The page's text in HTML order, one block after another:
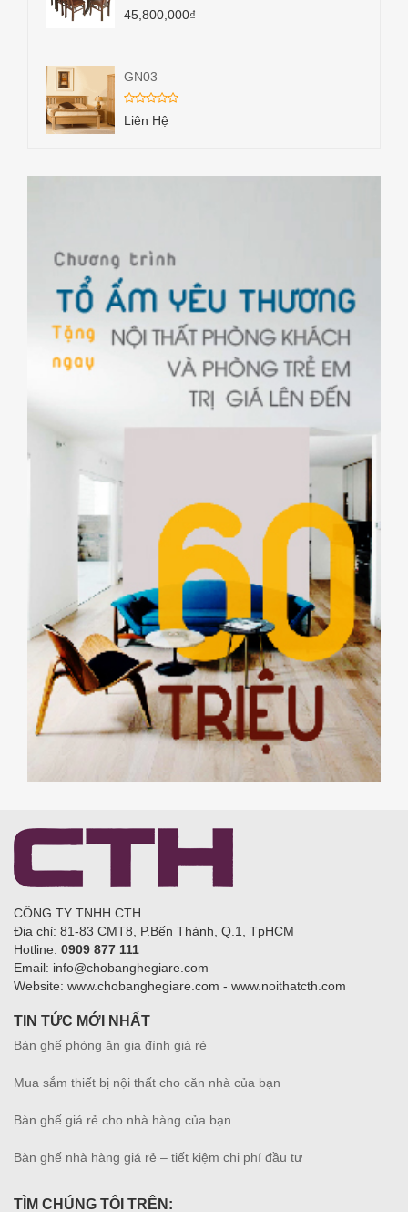
45,800,000₫
GN03
Liên Hệ
CÔNG TY TNHH CTH
Địa chỉ: 81-83 CMT8, P.Bến Thành, Q.1, TpHCM
Hotline: 0909 877 111
Email: info@chobanghegiare.com
Website: www.chobanghegiare.com - www.noithatcth.com
TIN TỨC MỚI NHẤT
Bàn ghế phòng ăn gia đình giá rẻ
Mua sắm thiết bị nội thất cho căn nhà của bạn
Bàn ghế giá rẻ cho nhà hàng của bạn
Bàn ghế nhà hàng giá rẻ – tiết kiệm chi phí đầu tư
TÌM CHÚNG TÔI TRÊN: